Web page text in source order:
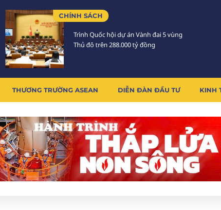
CHÍNH SÁCH
Trình Quốc hội dự án Vành đai 5 vùng
Thủ đô trên 288.000 tỷ đồng
THƯƠNG TRƯỜNG ASEAN DIỄN ĐÀN ĐẦU TƯ KINH